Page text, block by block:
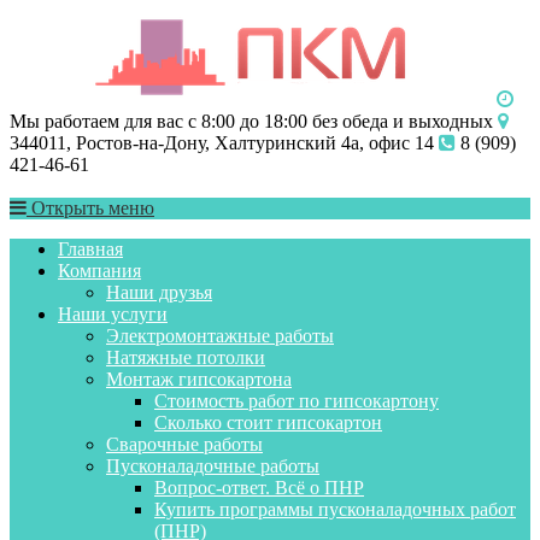
Мы работаем для вас с 8:00 до 18:00 без обеда и выходных
344011, Ростов-на-Дону, Халтуринский 4а, офис 14
8 (909)
421-46-61
Открыть меню
Главная
Компания
Наши друзья
Наши услуги
Электромонтажные работы
Натяжные потолки
Монтаж гипсокартона
Стоимость работ по гипсокартону
Сколько стоит гипсокартон
Сварочные работы
Пусконаладочные работы
Вопрос-ответ. Всё о ПНР
Купить программы пусконаладочных работ
(ПНР)